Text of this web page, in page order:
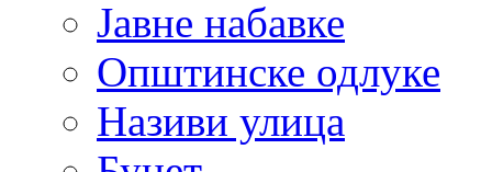
Јавне набавке
Општинске одлуке
Називи улица